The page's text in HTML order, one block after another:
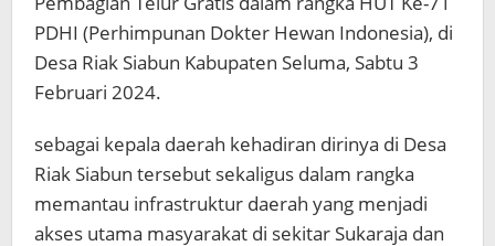
PDHI (Perhimpunan Dokter Hewan Indonesia), di
Desa Riak Siabun Kabupaten Seluma, Sabtu 3
Februari 2024.
sebagai kepala daerah kehadiran dirinya di Desa
Riak Siabun tersebut sekaligus dalam rangka
memantau infrastruktur daerah yang menjadi
akses utama masyarakat di sekitar Sukaraja dan